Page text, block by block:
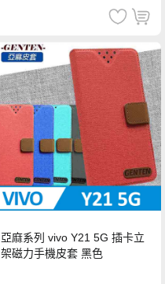
亞麻系列 vivo Y21 5G 插卡立
架磁力手機皮套 黑色